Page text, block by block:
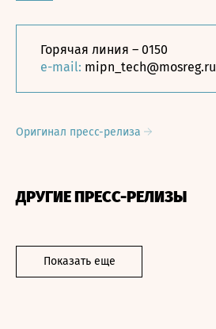
Горячая линия – 0150
e-mail: mipn_tech@mosreg.ru
Оригинал пресс-релиза
ДРУГИЕ ПРЕСС-РЕЛИЗЫ
Показать еще